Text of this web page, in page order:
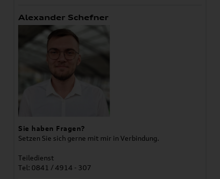
Alexander Schefner
Sie haben Fragen?
Setzen Sie sich gerne mit mir in Verbindung.
Teiledienst
Tel: 0841 / 4914 - 307